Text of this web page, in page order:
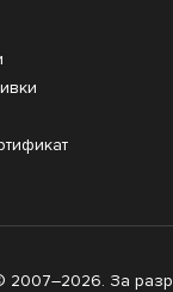
2007–2026. За